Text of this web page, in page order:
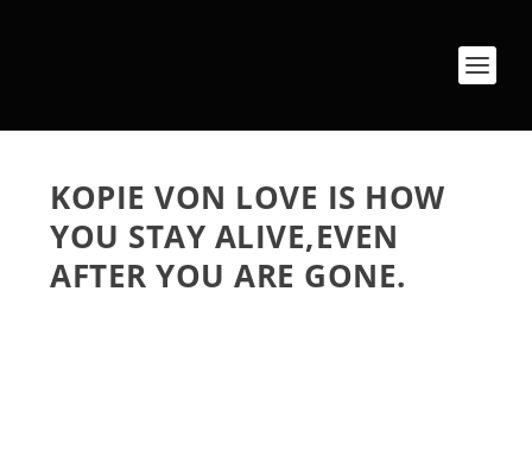
KOPIE VON LOVE IS HOW
YOU STAY ALIVE,EVEN
AFTER YOU ARE GONE.